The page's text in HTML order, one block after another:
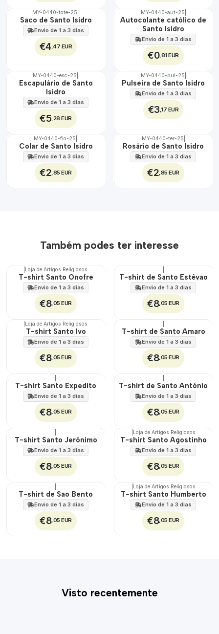
🇵🇹
100%
MY-0440-tote-25
Saco de Santo Isidro
Envio de 1 a 3 dias
€4 ,47 EUR
🇵🇹
MY-0440-aut-25
Autocolante católico de
Santo Isidro
Envio de 1 a 3 dias
€0,81 EUR
🇵🇹
MY-0440-esc-25
Escapulário de Santo
Isidro
Envio de 1 a 3 dias
€5 ,28 EUR
🇵🇹
100%
MY-0440-pul-25
Pulseira de Santo Isidro
Envio de 1 a 3 dias
€3 ,17 EUR
🇵🇹
100%
MY-0440-fio-25
Colar de Santo Isidro
Envio de 1 a 3 dias
€2 ,85 EUR
🇵🇹
100%
MY-0440-ter-25
Rosário de Santo Isidro
Envio de 1 a 3 dias
€2 ,85 EUR
Também podes ter interesse
🇵🇹
100%
Loja de Artigos Religiosos
T-shirt Santo Onofre
Envio de 1 a 3 dias
€8,05 EUR
🇵🇹
100%
T-shirt de Santo Estêvão
Envio de 1 a 3 dias
€8,05 EUR
🇵🇹
100%
Loja de Artigos Religiosos
T-shirt Santo Ivo
Envio de 1 a 3 dias
€8,05 EUR
🇵🇹
100%
T-shirt de Santo Amaro
Envio de 1 a 3 dias
€8,05 EUR
🇵🇹
100%
T-shirt Santo Expedito
Envio de 1 a 3 dias
€8,05 EUR
🇵🇹
100%
T-shirt de Santo António
Envio de 1 a 3 dias
€8,05 EUR
🇵🇹
100%
T-shirt Santo Jerónimo
Envio de 1 a 3 dias
€8,05 EUR
🇵🇹
100%
Loja de Artigos Religiosos
T-shirt Santo Agostinho
Envio de 1 a 3 dias
€8,05 EUR
🇵🇹
100%
T-shirt de São Bento
Envio de 1 a 3 dias
€8,05 EUR
🇵🇹
100%
Loja de Artigos Religiosos
T-shirt Santo Humberto
Envio de 1 a 3 dias
€8,05 EUR
Visto recentemente